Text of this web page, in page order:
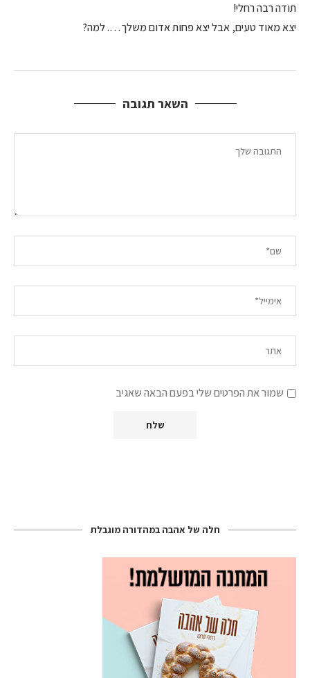
תודה רבה רחלי!
יצא מאוד טעים, אבל יצא פחות אדום משלך…. למה?
השאר תגובה
שמור את הפרטים שלי בפעם הבאה שאגיב
חלה של אהבה במהדורה מוגבלת